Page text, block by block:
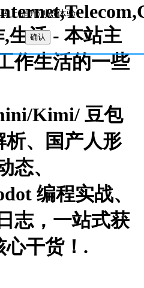
生活 - 本站主
作生活的一些
Kimi/ 豆包
、国产人形
态、
编程实战、
志，一站式获
干货！.
马上提升浏览体验
确认